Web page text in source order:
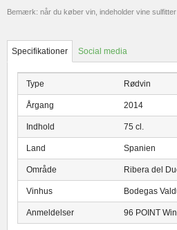
Bemærk: når du køber vin, indeholder vine
Specifikationer Social media
Type Rødvin
Årgang 2014
Indhold 75 cl.
Land Spanien
Område Ribera del
Vinhus Bodegas
Anmeldelser 96 POINT